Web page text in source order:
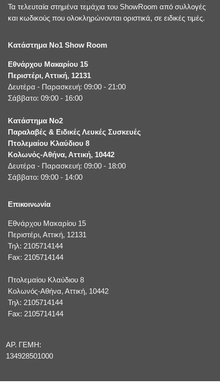
Τα τελευταία στημένα τεμάχια του ShowRoom από συλλογές
και κωδικούς που ολοκληρώνονται οριστικά, σε ειδικές τιμές.
Κατάστημα No1 Show Room
Εθνάρχου Μακαρίου 15
Περιστέρι, Αττική, 12131
Δευτέρα - Παρασκευή: 09:00 - 21:00
Σάββατο: 09:00 - 16:00
Κατάστημα No2
Παραλαβές & Ειδικές Λευκές Συσκευές
Πτολεμαίου Κλαύδιου 8
Κολωνός-Αθήνα, Αττική, 10442
Δευτέρα - Παρασκευή: 09:00 - 18:00
Σάββατο: 09:00 - 14:00
Επικοινωνία
Εθνάρχου Μακαρίου 15
Περιστέρι, Αττική, 12131
Τηλ: 2105714144
Fax: 2105714144
Πτολεμαίου Κλαύδιου 8
Κολωνός-Αθήνα, Αττική, 10442
Τηλ: 2105714144
Fax: 2105714144
ΑΡ. ΓΕΜΗ:
134928501000